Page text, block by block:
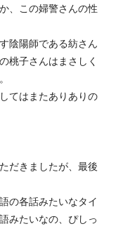
、この婦警さんの性
陰陽師である紡さん
桃子さんはまさしく
てはまたありありの
だきましたが、最後
の各話みたいなタイ
みたいなの、ぴしっ